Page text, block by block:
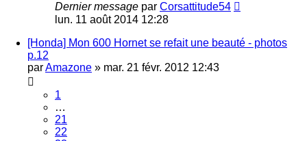
Dernier message par Corsattitude54
lun. 11 août 2014 12:28
[Honda] Mon 600 Hornet se refait une beauté - photos
p.12
parAmazone » mar. 21 févr. 2012 12:43
1
…
21
22